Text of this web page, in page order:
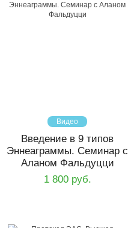
Видео
Введение в 9 типов
Эннеаграммы. Семинар с
Аланом Фальдуцци
1 800 руб.